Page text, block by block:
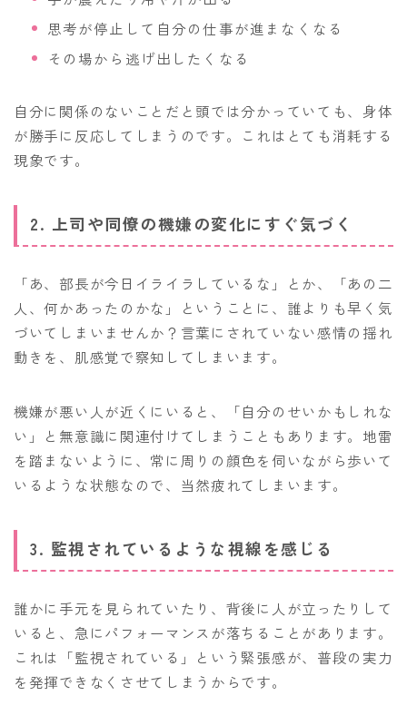
思考が停止して自分の仕事が進まなくなる
その場から逃げ出したくなる
自分に関係のないことだと頭では分かっていても、身体
が勝手に反応してしまうのです。これはとても消耗する
現象です。
2. 上司や同僚の機嫌の変化にすぐ気づく
「あ、部長が今日イライラしているな」とか、「あの二
人、何かあったのかな」ということに、誰よりも早く気
づいてしまいませんか？言葉にされていない感情の揺れ
動きを、肌感覚で察知してしまいます。
機嫌が悪い人が近くにいると、「自分のせいかもしれな
い」と無意識に関連付けてしまうこともあります。地雷
を踏まないように、常に周りの顔色を伺いながら歩いて
いるような状態なので、当然疲れてしまいます。
3. 監視されているような視線を感じる
誰かに手元を見られていたり、背後に人が立ったりして
いると、急にパフォーマンスが落ちることがあります。
これは「監視されている」という緊張感が、普段の実力
を発揮できなくさせてしまうからです。